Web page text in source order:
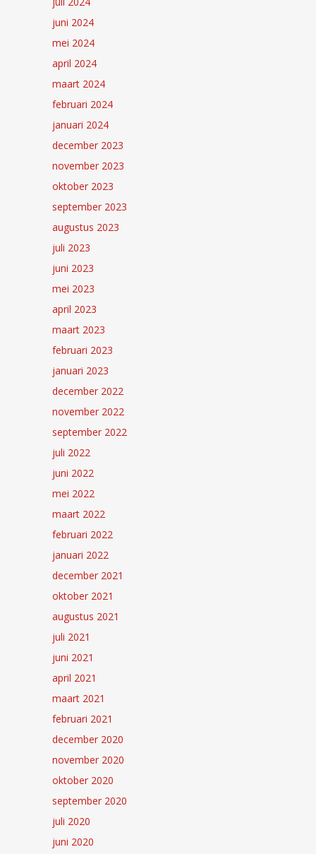
juni 2024
mei 2024
april 2024
maart 2024
februari 2024
januari 2024
december 2023
november 2023
oktober 2023
september 2023
augustus 2023
juli 2023
juni 2023
mei 2023
april 2023
maart 2023
februari 2023
januari 2023
december 2022
november 2022
september 2022
juli 2022
juni 2022
mei 2022
maart 2022
februari 2022
januari 2022
december 2021
oktober 2021
augustus 2021
juli 2021
juni 2021
april 2021
maart 2021
februari 2021
december 2020
november 2020
oktober 2020
september 2020
juli 2020
juni 2020